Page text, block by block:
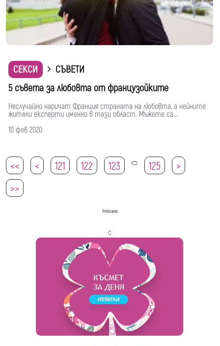
СЕКСИ
СЪВЕТИ
5 съвета за любовта от французойките
Неслучайно наричат Франция страната на любовта, а нейните
жители експерти именно в тази област. Мъжете са...
10 фев 2020
<< < 121 122 123 124 125
>
>>
Реклама
с